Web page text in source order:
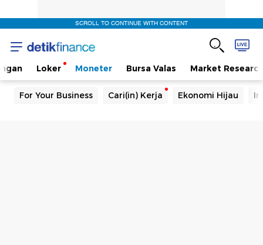
SCROLL TO CONTINUE WITH CONTENT
Loker Moneter Bursa Valas Market Research
For Your Business Cari(in) Kerja Ekonomi Hijau